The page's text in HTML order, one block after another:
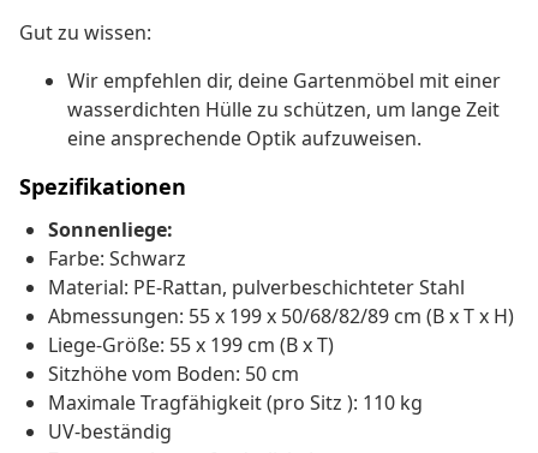
Gut zu wissen:
Wir empfehlen dir, deine Gartenmöbel mit einer
wasserdichten Hülle zu schützen, um lange Zeit
eine ansprechende Optik aufzuweisen.
Spezifikationen
Sonnenliege:
Farbe: Schwarz
Material: PE-Rattan, pulverbeschichteter Stahl
Abmessungen: 55 x 199 x 50/68/82/89 cm (B x T x H)
Liege-Größe: 55 x 199 cm (B x T)
Sitzhöhe vom Boden: 50 cm
Maximale Tragfähigkeit (pro Sitz ): 110 kg
UV-beständig